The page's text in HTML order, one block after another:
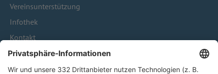
Vereinsunterstützung
Infothek
Kontakt
HÄUFIG BESUCHTE SEITEN